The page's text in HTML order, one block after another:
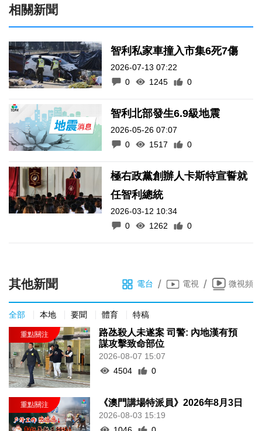
相關新聞
智利私家車撞入市集6死7傷
2026-07-13 07:22
0
1245 0
智利北部發生6.9級地震
2026-05-26 07:07
0
1517 0
極右政黨創辦人卡斯特宣誓就
任智利總統
2026-03-12 10:34
0
1262 0
其他新聞 電台 / 電視 / 微視頻
全部 本地 要聞 體育 特稿
路氹殺人未遂案 司警: 內地漢有預
謀攻擊致命部位
2026-08-07 15:07
4504
0
《澳門講場特派員》2026年8月3日
2026-08-03 15:19